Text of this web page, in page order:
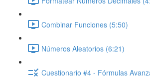
Combinar Funciones (5:50)
Números Aleatorios (6:21)
Cuestionario #4 - Fórmulas